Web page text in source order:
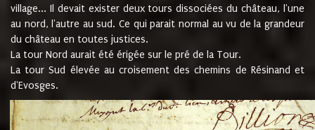
village... Il devait exister deux tours dissociées du château, l'une
au nord, l'autre au sud. Ce qui parait normal au vu de la grandeur
du château en toutes justices.
La tour Nord aurait été érigée sur le pré de la Tour.
La tour Sud élevée au croisement des chemins de Résinand et
d'Evosges.